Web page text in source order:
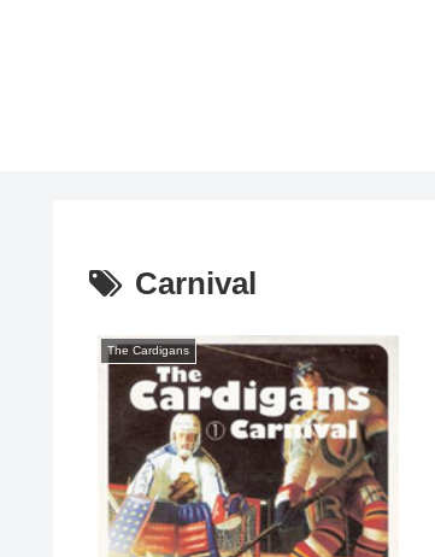
Carnival
The Cardigans